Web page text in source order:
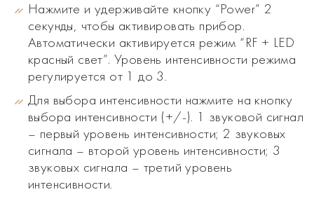
Нажмите и удерживайте кнопку “Power” 2
секунды, чтобы активировать прибор.
Автоматически активируется режим “RF + LED
красный свет”. Уровень интенсивности режима
регулируется от 1 до 3.
Для выбора интенсивности нажмите на кнопку
выбора интенсивности (+/-). 1 звуковой сигнал
– первый уровень интенсивности; 2 звуковых
сигнала – второй уровень интенсивности; 3
звуковых сигнала – третий уровень
интенсивности.